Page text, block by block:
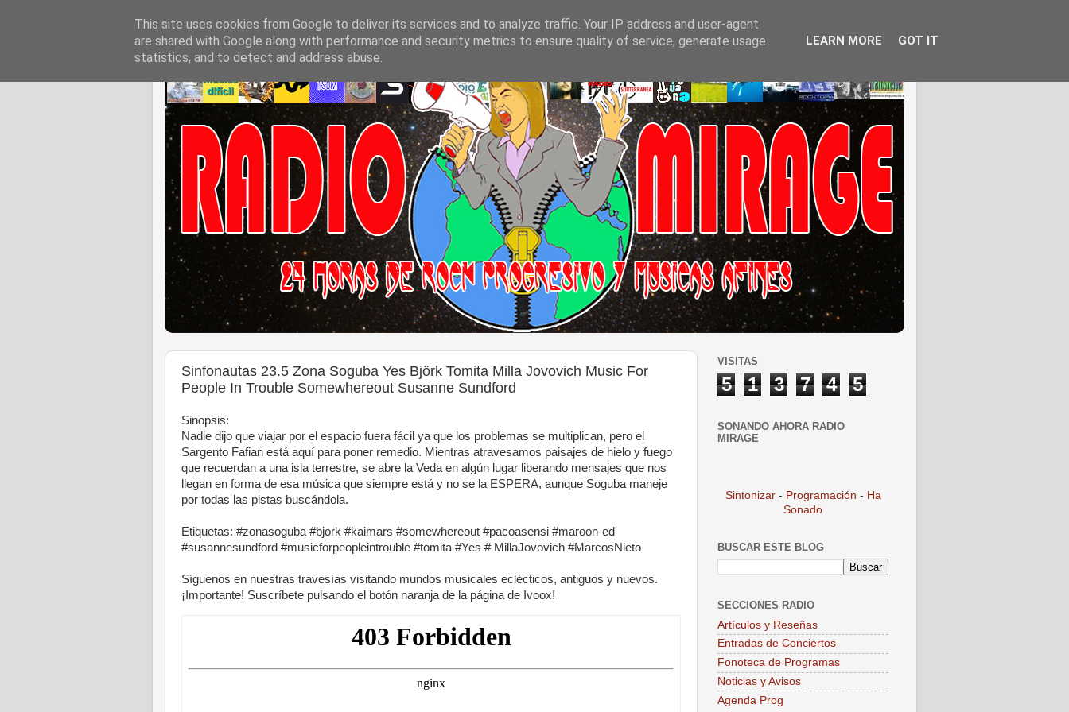
Sinfonautas 23.5 Zona Soguba Yes Björk Tomita Milla Jovovich Music For
People In Trouble Somewhereout Susanne Sundford
Sinopsis:
Nadie dijo que viajar por el espacio fuera fácil ya que los problemas se multiplican, pero el
Sargento Fafian está aquí para poner remedio. Mientras atravesamos paisajes de hielo y fuego
que recuerdan a una isla terrestre, se abre la Veda en algún lugar liberando mensajes que nos
llegan en forma de esa música que siempre está y no se la ESPERA, aunque Soguba maneje
por todas las pistas buscándola.
Etiquetas: #zonasoguba #bjork #kaimars #somewhereout #pacoasensi #maroon-ed
#susannesundford #musicforpeopleintrouble #tomita #Yes # MillaJovovich #MarcosNieto
Síguenos en nuestras travesías visitando mundos musicales eclécticos, antiguos y nuevos.
¡Importante! Suscríbete pulsando el botón naranja de la página de Ivoox!
VISITAS
5 1 3 7 4 5
SONANDO AHORA RADIO
MIRAGE
Sintonizar - Programación - Ha
Sonado
BUSCAR ESTE BLOG
SECCIONES RADIO
Artículos y Reseñas
Entradas de Conciertos
Fonoteca de Programas
Noticias y Avisos
Agenda Prog
This site uses cookies from Google to deliver its services and to analyze traffic. Your IP address and user-agent
are shared with Google along with performance and security metrics to ensure quality of service, generate usage
statistics, and to detect and address abuse.
LEARN MORE GOT IT